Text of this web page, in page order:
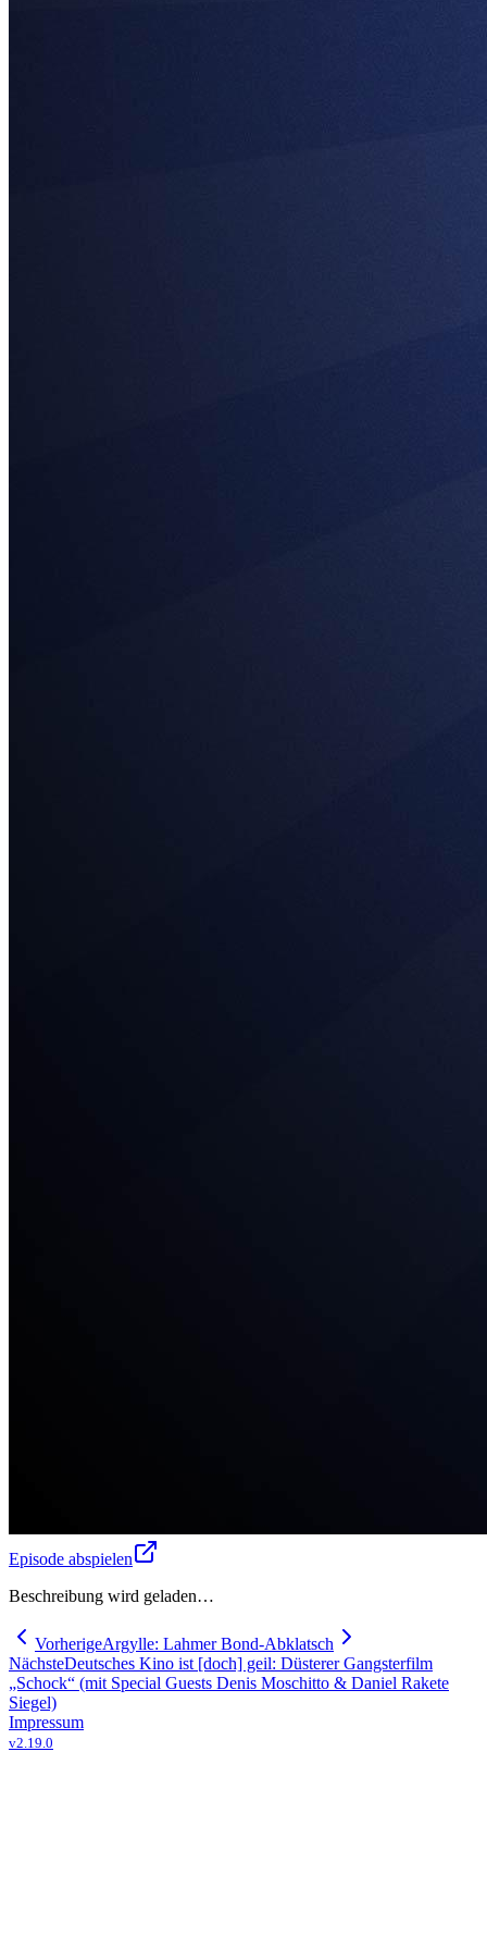
Episode abspielen
Beschreibung wird geladen…
VorherigeArgylle: Lahmer Bond-Abklatsch
NächsteDeutsches Kino ist [doch] geil: Düsterer Gangsterfilm
„Schock“ (mit Special Guests Denis Moschitto & Daniel Rakete
Siegel)
Impressum
v2.19.0